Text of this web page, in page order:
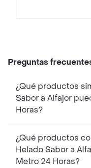
Preguntas
¿Qué productos
Sabor a Alfajor
Horas?
¿Qué productos
Helado Sabor a
Metro 24 Horas?